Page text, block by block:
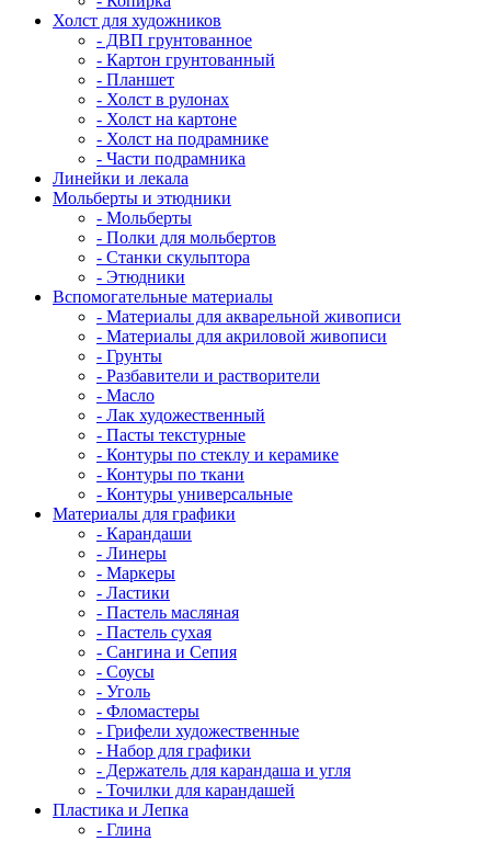
Холст для художников
- ДВП грунтованное
- Картон грунтованный
- Планшет
- Холст в рулонах
- Холст на картоне
- Холст на подрамнике
- Части подрамника
Линейки и лекала
Мольберты и этюдники
- Мольберты
- Полки для мольбертов
- Станки скульптора
- Этюдники
Вспомогательные материалы
- Материалы для акварельной живописи
- Материалы для акриловой живописи
- Грунты
- Разбавители и растворители
- Масло
- Лак художественный
- Пасты текстурные
- Контуры по стеклу и керамике
- Контуры по ткани
- Контуры универсальные
Материалы для графики
- Карандаши
- Линеры
- Маркеры
- Ластики
- Пастель масляная
- Пастель сухая
- Сангина и Сепия
- Соусы
- Уголь
- Фломастеры
- Грифели художественные
- Набор для графики
- Держатель для карандаша и угля
- Точилки для карандашей
Пластика и Лепка
- Глина